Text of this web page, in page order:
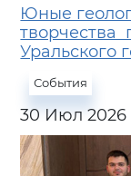
Юные
творчества
Уральского
События
30 Июл 2026